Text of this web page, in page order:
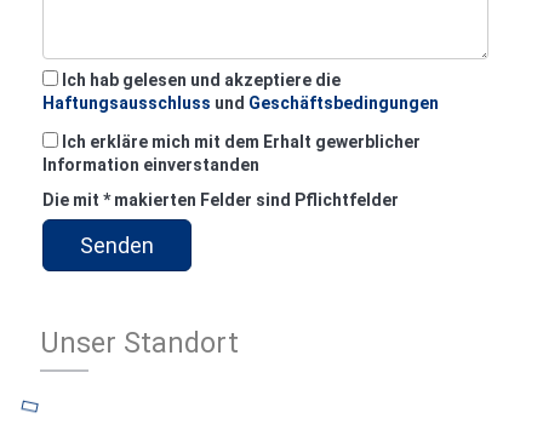
Ich hab gelesen und akzeptiere die
Haftungsausschluss und Geschäftsbedingungen
Ich erkläre mich mit dem Erhalt gewerblicher
Information einverstanden
Die mit *makierten Felder sind Pflichtfelder
Unser Standort